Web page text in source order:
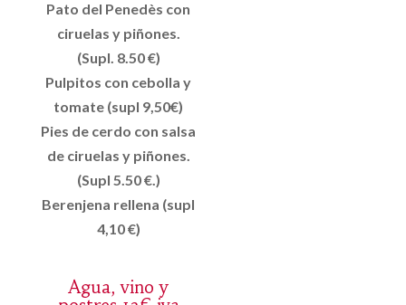
Pato del Penedès con
ciruelas y piñones.
(Supl. 8.50 €)
Pulpitos con cebolla y
tomate (supl 9,50€)
Pies de cerdo con salsa
de ciruelas y piñones.
(Supl 5.50 €.)
Berenjena rellena (supl
4,10 €)
Agua, vino y